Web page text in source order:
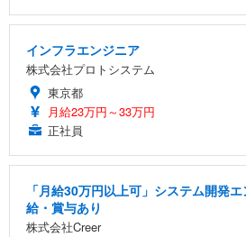
インフラエンジニア
株式会社プロトシステム
東京都
月給23万円～33万円
正社員
「月給30万円以上可」システム開発
給・賞与あり
株式会社Creer